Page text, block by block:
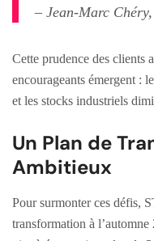
– Jean-Marc
Cette prudence des clients
encourageants émergent :
et les stocks industriels
Un Plan de
Ambitieux
Pour surmonter ces défis,
transformation à